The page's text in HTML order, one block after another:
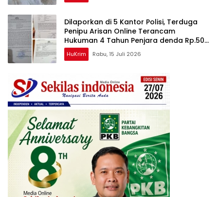
Dilaporkan di 5 Kantor Polisi, Terduga
Penipu Arisan Online Terancam
Hukuman 4 Tahun Penjara denda Rp.500
Juta
HuKrim Rabu, 15 Juli 2026